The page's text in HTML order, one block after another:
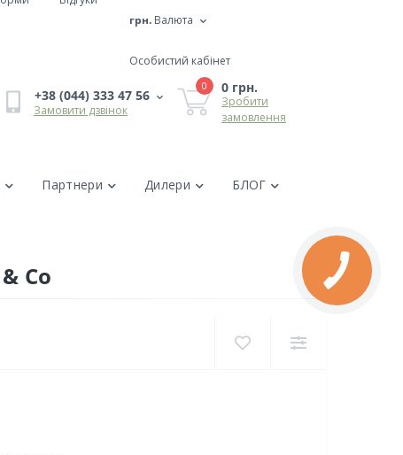
грн. Валюта
Особистий кабінет
+38 (044) 333 47 56
Замовити дзвінок
0 0 грн.
Зробити
замовлення
Партнери Дилери БЛОГ
Co